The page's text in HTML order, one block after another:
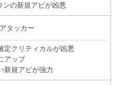
ンの新規アビが凶悪
タッカー
定クリティカルが凶悪
アップ
新規アビが強力